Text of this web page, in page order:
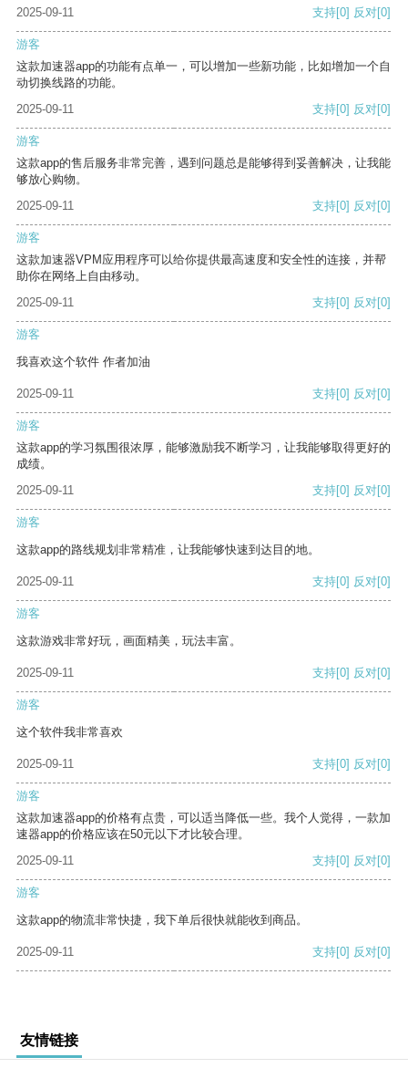
2025-09-11 支持[0] 反对[0]
游客
这款加速器app的功能有点单一，可以增加一些新功能，比如增加一个自
动切换线路的功能。
2025-09-11
支持[0] 反对[0]
游客
这款app的售后服务非常完善，遇到问题总是能够得到妥善解决，让我能
够放心购物。
2025-09-11
支持[0] 反对[0]
游客
这款加速器VPM应用程序可以给你提供最高速度和安全性的连接，并帮
助你在网络上自由移动。
2025-09-11
支持[0] 反对[0]
游客
我喜欢这个软件 作者加油
2025-09-11 支持[0] 反对[0]
游客
这款app的学习氛围很浓厚，能够激励我不断学习，让我能够取得更好的
成绩。
2025-09-11
支持[0] 反对[0]
游客
这款app的路线规划非常精准，让我能够快速到达目的地。
2025-09-11 支持[0] 反对[0]
游客
这款游戏非常好玩，画面精美，玩法丰富。
2025-09-11 支持[0] 反对[0]
游客
这个软件我非常喜欢
2025-09-11 支持[0] 反对[0]
游客
这款加速器app的价格有点贵，可以适当降低一些。我个人觉得，一款加
速器app的价格应该在50元以下才比较合理。
2025-09-11
支持[0] 反对[0]
游客
这款app的物流非常快捷，我下单后很快就能收到商品。
2025-09-11 支持[0] 反对[0]
友情链接